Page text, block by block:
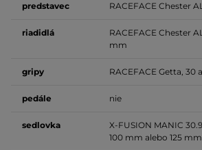
predstavec RACEFACE Chester
riadidlá
RACEFACE Chester
mm
gripy RACEFACE Getta, 30
pedále nie
sedlovka
X-FUSION MANIC
100 mm alebo 125 mm